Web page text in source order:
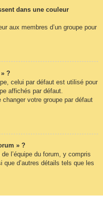
dans une couleur
aux membres d’un groupe pour
?
celui par défaut est utilisé pour
affichés par défaut.
changer votre groupe par défaut
» ?
l’équipe du forum, y compris
que d’autres détails tels que les